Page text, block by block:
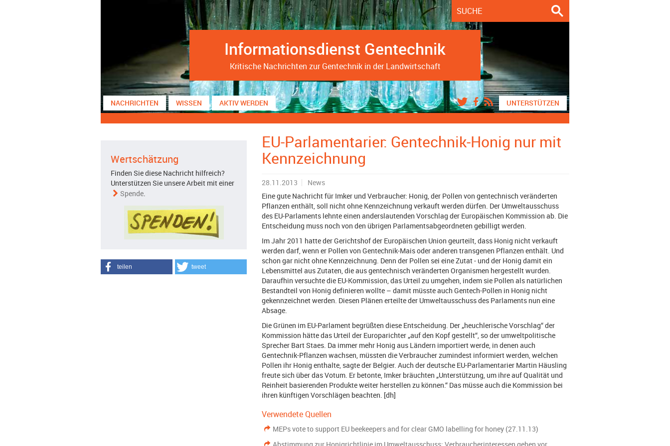
Informationsdienst Gentechnik
Kritische Nachrichten zur Gentechnik in der Landwirtschaft
NACHRICHTEN WISSEN AKTIV WERDEN UNTERSTÜTZEN
Wertschätzung
Finden Sie diese Nachricht hilfreich?
Unterstützen Sie unsere Arbeit mit einer
Spende.
teilen tweet
EU-Parlamentarier: Gentechnik-Honig nur mit
Kennzeichnung
28.11.2013
News
Eine gute Nachricht für Imker und Verbraucher: Honig, der Pollen von gentechnisch veränderten
Pflanzen enthält, soll nicht ohne Kennzeichnung verkauft werden dürfen. Der Umweltausschuss
des EU-Parlaments lehnte einen anderslautenden Vorschlag der Europäischen Kommission ab. Die
Entscheidung muss noch von den übrigen Parlamentsabgeordneten gebilligt werden.
Im Jahr 2011 hatte der Gerichtshof der Europäischen Union geurteilt, dass Honig nicht verkauft
werden darf, wenn er Pollen von Gentechnik-Mais oder anderen transgenen Pflanzen enthält. Und
schon gar nicht ohne Kennzeichnung. Denn der Pollen sei eine Zutat - und der Honig damit ein
Lebensmittel aus Zutaten, die aus gentechnisch veränderten Organismen hergestellt wurden.
Daraufhin versuchte die EU-Kommission, das Urteil zu umgehen, indem sie Pollen als natürlichen
Bestandteil von Honig definieren wollte – damit müsste auch Gentech-Pollen in Honig nicht
gekennzeichnet werden. Diesen Plänen erteilte der Umweltausschuss des Parlaments nun eine
Absage.
Die Grünen im EU-Parlament begrüßten diese Entscheidung. Der „heuchlerische Vorschlag“ der
Kommission hätte das Urteil der Europarichter „auf den Kopf gestellt“, so der umweltpolitische
Sprecher Bart Staes. Da immer mehr Honig aus Ländern importiert werde, in denen auch
Gentechnik-Pflanzen wachsen, müssten die Verbraucher zumindest informiert werden, welchen
Pollen ihr Honig enthalte, sagte der Belgier. Auch der deutsche EU-Parlamentarier Martin Häusling
freute sich über das Votum. Er betonte, Imker bräuchten „Unterstützung, um ihre auf Qualität und
Reinheit basierenden Produkte weiter herstellen zu können.“ Das müsse auch die Kommission bei
ihren künftigen Vorschlägen beachten. [dh]
Verwendete Quellen
MEPs vote to support EU beekeepers and for clear GMO labelling for honey (27.11.13)